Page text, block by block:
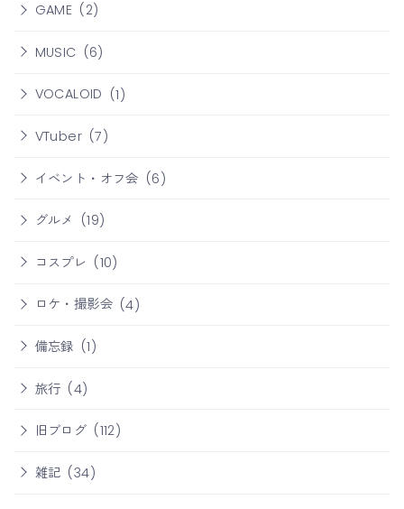
GAME (2)
MUSIC (6)
VOCALOID (1)
VTuber (7)
イベント・オフ会 (6)
グルメ (19)
コスプレ (10)
ロケ・撮影会 (4)
備忘録 (1)
旅行 (4)
旧ブログ (112)
雑記 (34)